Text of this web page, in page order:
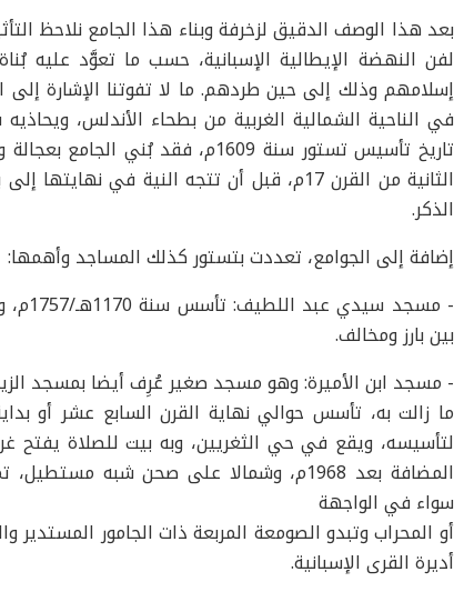
بعد هذا الوصف الدقيق لزخرفة وبناء هذا الجامع نلاحظ
لفن النهضة الإيطالية الإسبانية، حسب ما تعوَّد عليه
إسلامهم وذلك إلى حين طردهم. ما لا تفوتنا الإشارة إلى
في الناحية الشمالية الغربية من بطحاء الأندلس،
تاريخ تأسيس تستور سنة 1609م، فقد بُني الجامع بعجالة
الثانية من القرن17م، قبل أن تتجه النية في نهايتها إلى
الذكر.
إضافة إلى الجوامع، تعددت بتستور كذلك المساجد وأهمها:
- مسجد سيدي عبد اللطيف: تأسس سنة 1170هـ/1757م،
بين بارز ومخالف.
- مسجد ابن الأميرة:وهو مسجد صغير عُرِف أيضا بمسجد
ما زالت به، تأسس حوالي نهاية القرن السابع عشر أو
لتأسيسه، ويقع في حي الثغريين، وبه بيت للصلاة يفتح
المضافة بعد 1968م، وشمالا على صحن شبه مستطيل،
سواء في الواجهة
أو المحراب وتبدو الصومعة المربعة ذات الجامور المستدير
أديرة القرى الإسبانية.